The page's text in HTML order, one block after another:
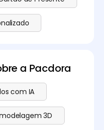
a Pacdora
com IA
3D